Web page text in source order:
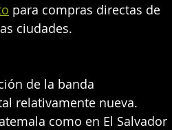
para compras directas de
ciudades.
de la banda
relativamente nueva.
como en El Salvador